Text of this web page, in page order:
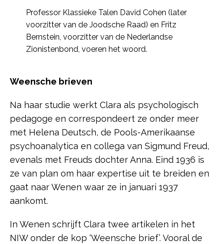
Professor Klassieke Talen David Cohen (later
voorzitter van de Joodsche Raad) en Fritz
Bernstein, voorzitter van de Nederlandse
Zionistenbond, voeren het woord.
Weensche brieven
Na haar studie werkt Clara als psychologisch
pedagoge en correspondeert ze onder meer
met Helena Deutsch, de Pools-Amerikaanse
psychoanalytica en collega van Sigmund Freud,
evenals met Freuds dochter Anna. Eind 1936 is
ze van plan om haar expertise uit te breiden en
gaat naar Wenen waar ze in januari 1937
aankomt.
In Wenen schrijft Clara twee artikelen in het
NIW onder de kop ‘Weensche brief’. Vooral de